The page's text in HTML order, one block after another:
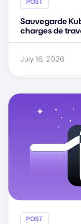
POST
Sauvegarde
charges de
July 16, 2026
POST